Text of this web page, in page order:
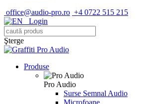
office@audio-pro.ro +4 0722 515 215
Login
Şterge
Produse
Pro Audio
Surse Semnal Audio
Microfoane